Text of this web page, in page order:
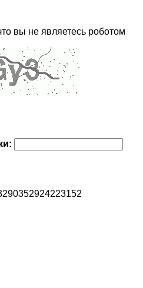
вы не являетесь роботом